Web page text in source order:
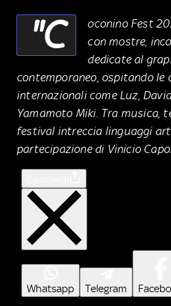
"C
oconino Fest
con mostre,
dedicate al
contemporaneo, ospitando le
internazionali come Luz,
Yamamoto Miki. Tra musica,
festival intreccia linguaggi
partecipazione di Vinicio
Whatsapp Telegram